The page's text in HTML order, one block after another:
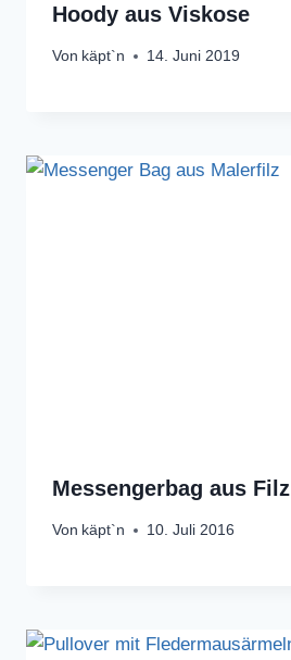
Hoody aus Viskose
Von käpt`n 14. Juni 2019
Messengerbag aus Filz
Von käpt`n 10. Juli 2016